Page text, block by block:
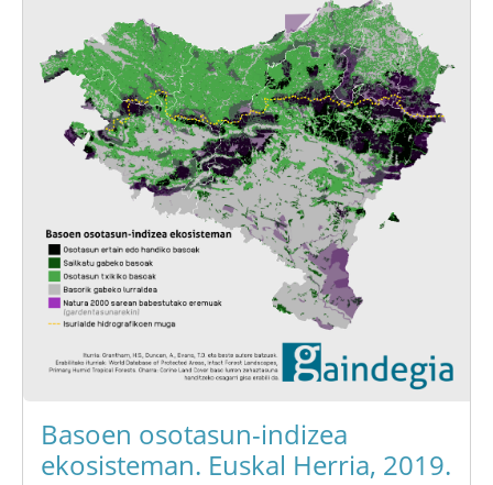
Basoen osotasun-indizea
ekosisteman. Euskal Herria, 2019.